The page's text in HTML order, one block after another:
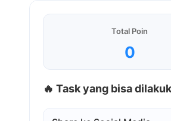
Total Poin
0
🔥 Task yang bisa